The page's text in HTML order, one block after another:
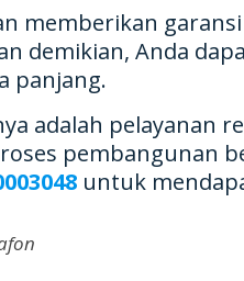
memberikan
demikian, Anda
panjang.
adalah pelayanan
pembangunan
untuk